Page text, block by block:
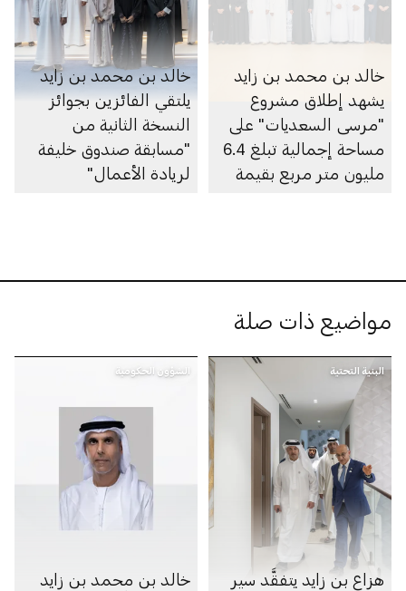
خالد بن محمد بن زايد
يشهد إطلاق مشروع
"مرسى السعديات" على
مساحة إجمالية تبلغ 6.4
مليون متر مربع بقيمة
خالد بن محمد بن زايد
يلتقي الفائزين بجوائز
النسخة الثانية من
"مسابقة صندوق خليفة
لريادة الأعمال"
مواضيع ذات صلة
البنية التحتية
هزاع بن زايد يتفقَّد سير
الشؤون الحكومية
خالد بن محمد بن زايد